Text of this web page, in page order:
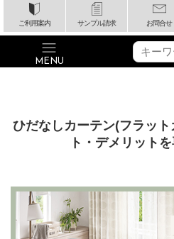
ご利用案内 サンプル請求 お問合せ
ひだなしカーテン(フラッ
ト・デメリット